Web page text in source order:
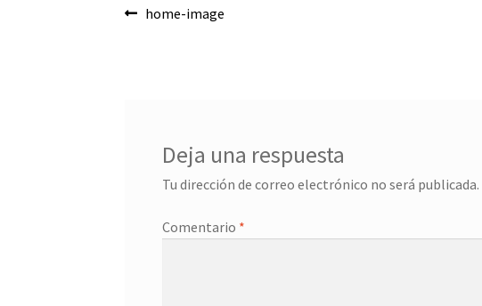
Navegación
Anterior:
home-image
Deja una respuesta
Tu dirección de correo electrónico no será publicada.
Comentario *